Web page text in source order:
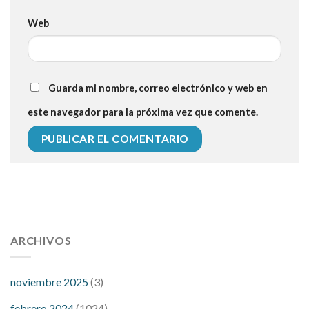
Web
Guarda mi nombre, correo electrónico y web en
este navegador para la próxima vez que comente.
pressure 112 50
fitness trackers monitor blood pressure
rise during menopause
high low number blood pressure
ARCHIVOS
noviembre 2025(3)